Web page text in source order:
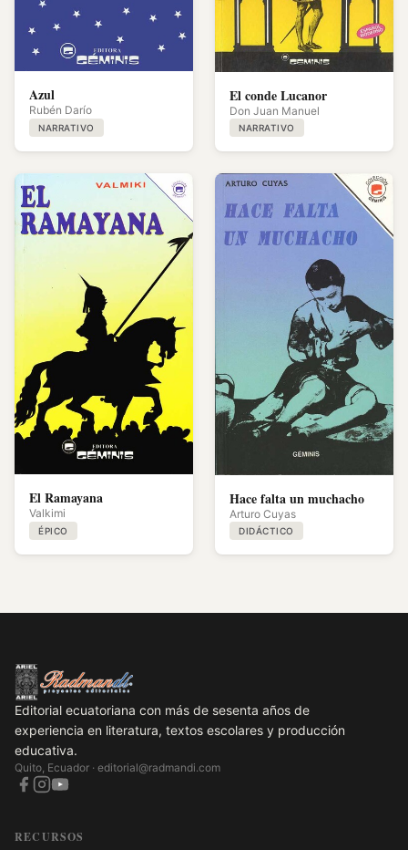
Azul
Rubén Darío
NARRATIVO
El conde Lucanor
Don Juan Manuel
NARRATIVO
El Ramayana
Valkimi
ÉPICO
Hace falta un muchacho
Arturo Cuyas
DIDÁCTICO
Editorial ecuatoriana con más de sesenta años de
experiencia en literatura, textos escolares y producción
educativa.
Quito, Ecuador · editorial@radmandi.com
RECURSOS